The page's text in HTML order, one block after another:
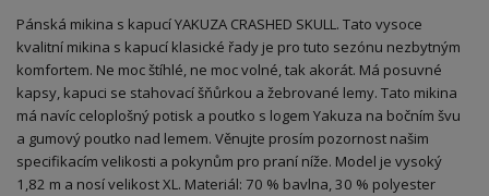
Pánská mikina s kapucí YAKUZA CRASHED SKULL. Tato vysoce
kvalitní mikina s kapucí klasické řady je pro tuto sezónu nezbytným
komfortem. Ne moc štíhlé, ne moc volné, tak akorát. Má posuvné
kapsy, kapuci se stahovací šňůrkou a žebrované lemy. Tato mikina
má navíc celoplošný potisk a poutko s logem Yakuza na bočním švu
a gumový poutko nad lemem. Věnujte prosím pozornost našim
specifikacím velikosti a pokynům pro praní níže. Model je vysoký
1,82 m a nosí velikost XL. Materiál: 70 % bavlna, 30 % polyester